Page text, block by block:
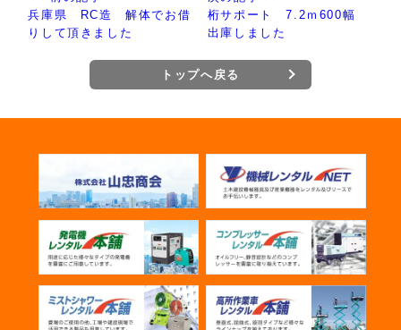
兵庫県 RC造 解体でお借
りして頂きました
桁サポート 7.2ｍ600幅
出庫しました
トップへ戻る